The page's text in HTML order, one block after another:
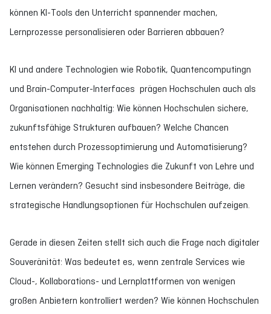
können KI-Tools den Unterricht spannender machen,
Lernprozesse personalisieren oder Barrieren abbauen?
KI und andere Technologien wie Robotik, Quantencomputingn
und Brain-Computer-Interfaces prägen Hochschulen auch als
Organisationen nachhaltig: Wie können Hochschulen sichere,
zukunftsfähige Strukturen aufbauen? Welche Chancen
entstehen durch Prozessoptimierung und Automatisierung?
Wie können Emerging Technologies die Zukunft von Lehre und
Lernen verändern? Gesucht sind insbesondere Beiträge, die
strategische Handlungsoptionen für Hochschulen aufzeigen.
Gerade in diesen Zeiten stellt sich auch die Frage nach digitaler
Souveränität: Was bedeutet es, wenn zentrale Services wie
Cloud-, Kollaborations- und Lernplattformen von wenigen
großen Anbietern kontrolliert werden? Wie können Hochschulen